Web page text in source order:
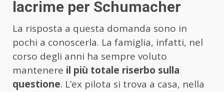
lacrime per Schumacher
La risposta a questa domanda sono in
pochi a conoscerla. La famiglia, infatti, nel
corso degli anni ha sempre voluto
mantenere il più totale riserbo sulla
questione. L’ex pilota si trova a casa, nella